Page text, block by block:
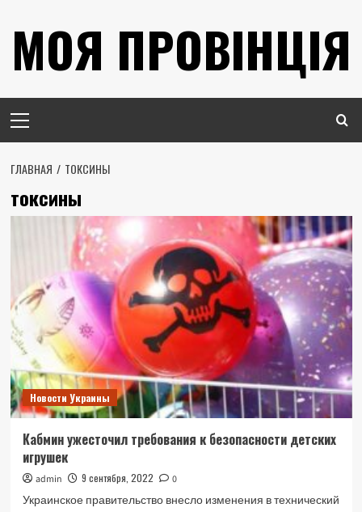
содержимому
МОЯ ПРОВІНЦІЯ
меню
ГЛАВНАЯ ТОКСИНЫ
токсины
Новости Украины
Кабмин ужесточил требования к безопасности детских
игрушек
admin 9 сентября, 2022
0
Украинское правительство внесло изменения в технический